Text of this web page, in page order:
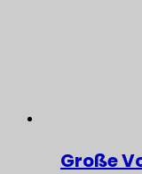
Große